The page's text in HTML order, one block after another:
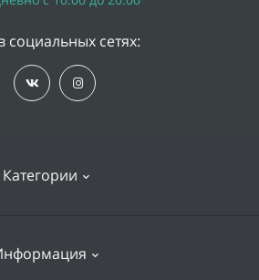
Категории
социальных сетях: